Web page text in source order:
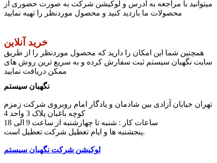
میتوانید با مراجعه به آدرس و لوکیشن شرکت به صورت حضوری از
محصولات ما بازدید کنید و محصول موردنظر را تهیه نمایید
خرید آنلاین
همچنین شما این امکان را دارید که محصول موردنظر را از طریق
سایت نگهبان سیستم ثبت سفارش کرده و به سریع ترین روش های
ممکن دریافت نمایید
نگهبان سیستم
تهران خیابان آزادی بین شادمان و یادگار امام روبروی شرکت زمزم
کوچه باغبان پلاک 3 واحد 4
پنجشنبه ها و ایام تعطیل شرکت تعطیل است.
لوکیشن شرکت نگهبان سیستم